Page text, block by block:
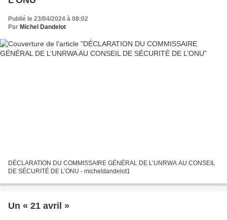
Publié le 23/04/2024 à 08:02
Par Michel Dandelot
DÉCLARATION DU COMMISSAIRE GÉNÉRAL DE L’UNRWA AU CONSEIL
DE SÉCURITÉ DE L’ONU - micheldandelot1
Un « 21 avril »